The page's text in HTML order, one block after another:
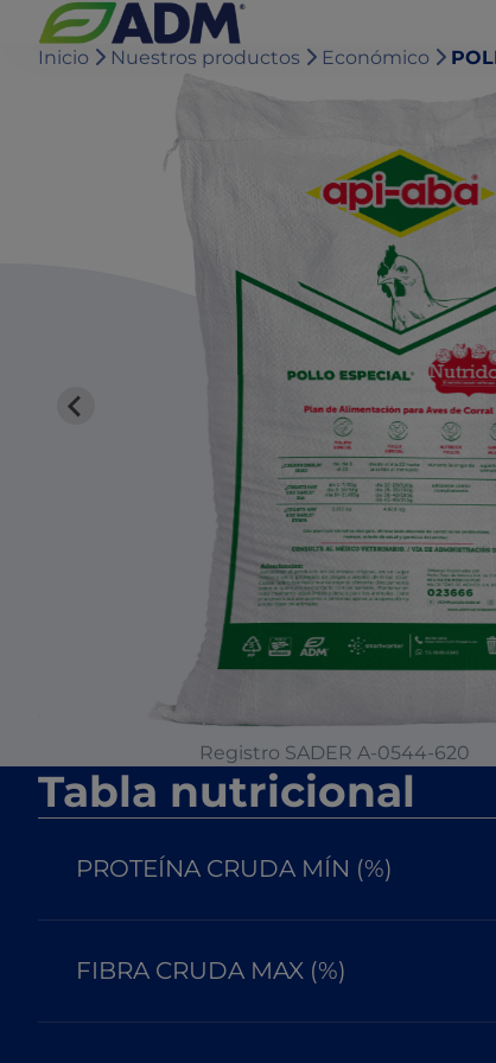
Inicio
Nuestros productos Económico
Registro SADER A-0544-620
Tabla nutricional
PROTEÍNA CRUDA MÍN (%)
FIBRA CRUDA MAX (%)